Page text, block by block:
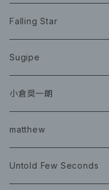
Falling Star
CD
グッズ
チェキ ブロマイド
イベント
Sugipe
チケット
CD
グッズ
小倉奨一朗
イベント
グッズ
matthew
Book
Untold Few Seconds